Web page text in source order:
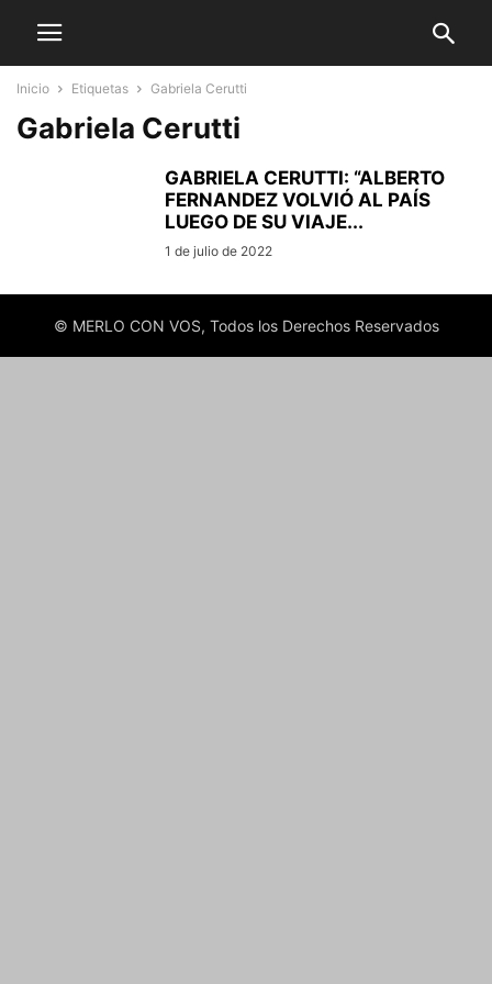
Inicio Etiquetas Gabriela Cerutti
Gabriela Cerutti
GABRIELA CERUTTI: “ALBERTO
FERNANDEZ VOLVIÓ AL PAÍS
LUEGO DE SU VIAJE...
1 de julio de 2022
© MERLO CON VOS, Todos los Derechos Reservados